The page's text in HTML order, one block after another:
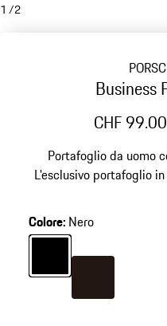
1 /2
Business
CHF 99.00
Portafoglio da uomo
L'esclusivo portafoglio
Colore: Nero
ColoreNero